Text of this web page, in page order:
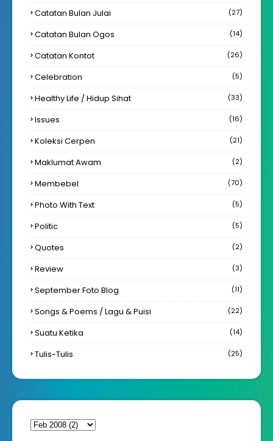
Catatan Bulan Julai (27)
Catatan Bulan Ogos (14)
Catatan Kontot (26)
Celebration (5)
Healthy Life / Hidup Sihat (33)
Issues (16)
Koleksi Cerpen (21)
Maklumat Awam (2)
Membebel (70)
Photo With Text (5)
Politic (5)
Quotes (2)
Review (3)
September Foto Blog (11)
Songs & Poems / Lagu & Puisi (22)
Suatu Ketika (14)
Tulis-Tulis (25)